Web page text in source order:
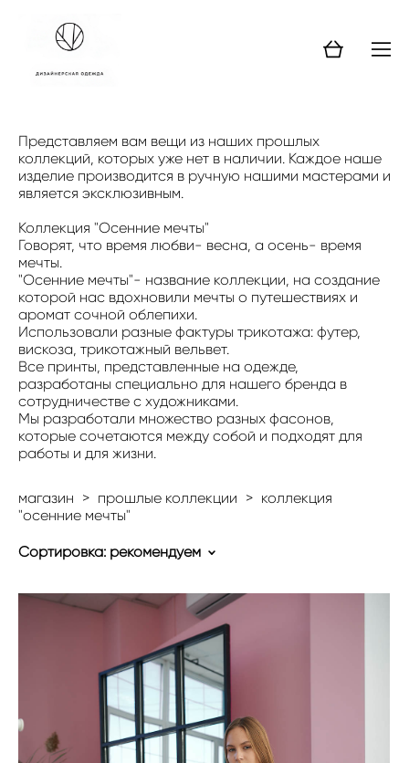
Представляем вам вещи из наших прошлых
коллекций, которых уже нет в наличии. Каждое наше
изделие производится в ручную нашими мастерами и
является эксклюзивным.
Коллекция "Осенние мечты"
Говорят, что время любви- весна, а осень- время
мечты.
"Осенние мечты"- название коллекции, на создание
которой нас вдохновили мечты о путешествиях и
аромат сочной облепихи.
Использовали разные фактуры трикотажа: футер,
вискоза, трикотажный вельвет.
Все принты, представленные на одежде,
разработаны специально для нашего бренда в
сотрудничестве с художниками.
Мы разработали множество разных фасонов,
которые сочетаются между собой и подходят для
работы и для жизни.
магазин > прошлые коллекции > коллекция
"осенние мечты"
Сортировка: рекомендуем